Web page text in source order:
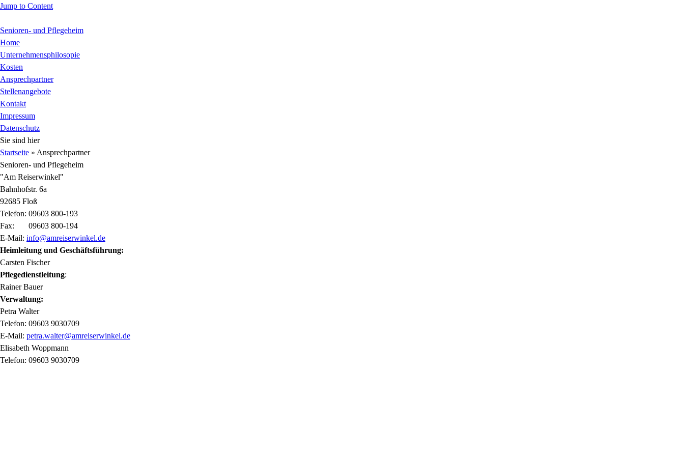
Jump to Content
Senioren- und Pflegeheim
Home
Unternehmensphilosopie
Kosten
Ansprechpartner
Stellenangebote
Kontakt
Impressum
Datenschutz
Sie sind hier
Startseite » Ansprechpartner
Senioren- und Pflegeheim
"Am Reiserwinkel"
Bahnhofstr. 6a
92685 Floß
Telefon: 09603 800-193
Fax: 09603 800-194
E-Mail: info@amreiserwinkel.de
Heimleitung und Geschäftsführung:
Carsten Fischer
Pflegedienstleitung:
Rainer Bauer
Verwaltung:
Petra Walter
Telefon: 09603 9030709
E-Mail: petra.walter@amreiserwinkel.de
Elisabeth Woppmann
Telefon: 09603 9030709